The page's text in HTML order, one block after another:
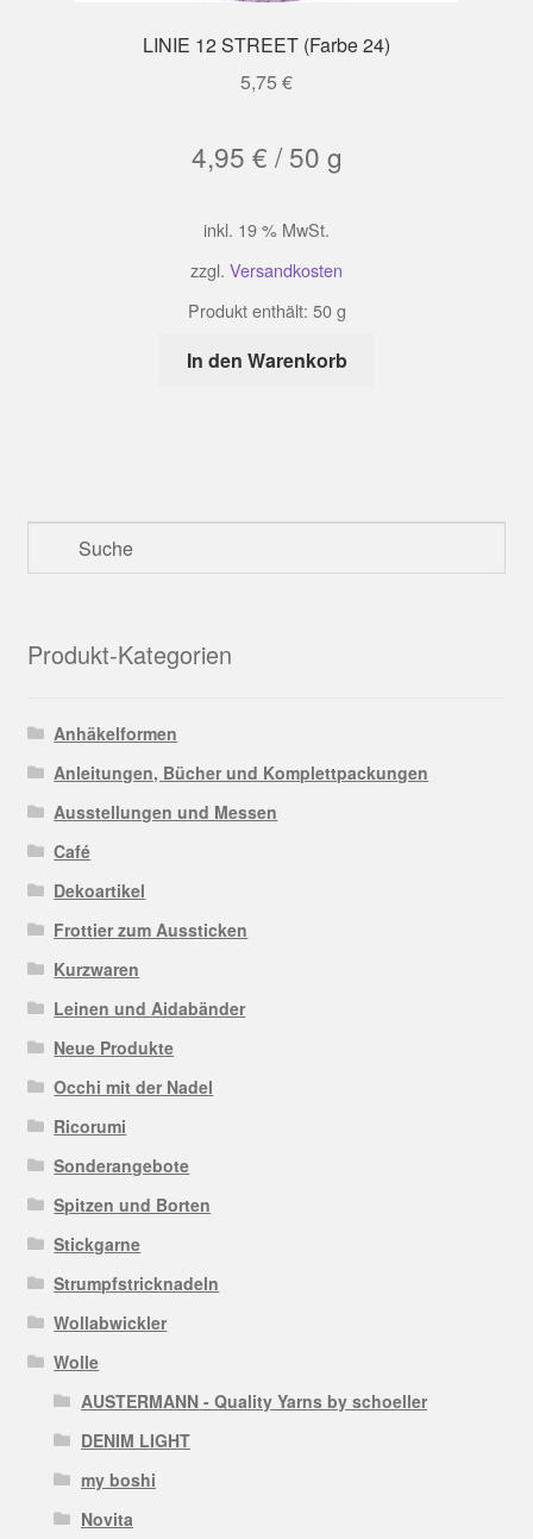
LINIE 12 STREET (Farbe 24)
5,75 €
4,95 € /50 g
inkl. 19 % MwSt.
zzgl. Versandkosten
Produkt enthält: 50g
In den Warenkorb
Produkt-Kategorien
Anhäkelformen
Anleitungen, Bücher und Komplettpackungen
Ausstellungen und Messen
Café
Dekoartikel
Frottier zum Aussticken
Kurzwaren
Leinen und Aidabänder
Neue Produkte
Occhi mit der Nadel
Ricorumi
Sonderangebote
Spitzen und Borten
Stickgarne
Strumpfstricknadeln
Wollabwickler
Wolle
AUSTERMANN - Quality Yarns by schoeller
DENIM LIGHT
my boshi
Novita